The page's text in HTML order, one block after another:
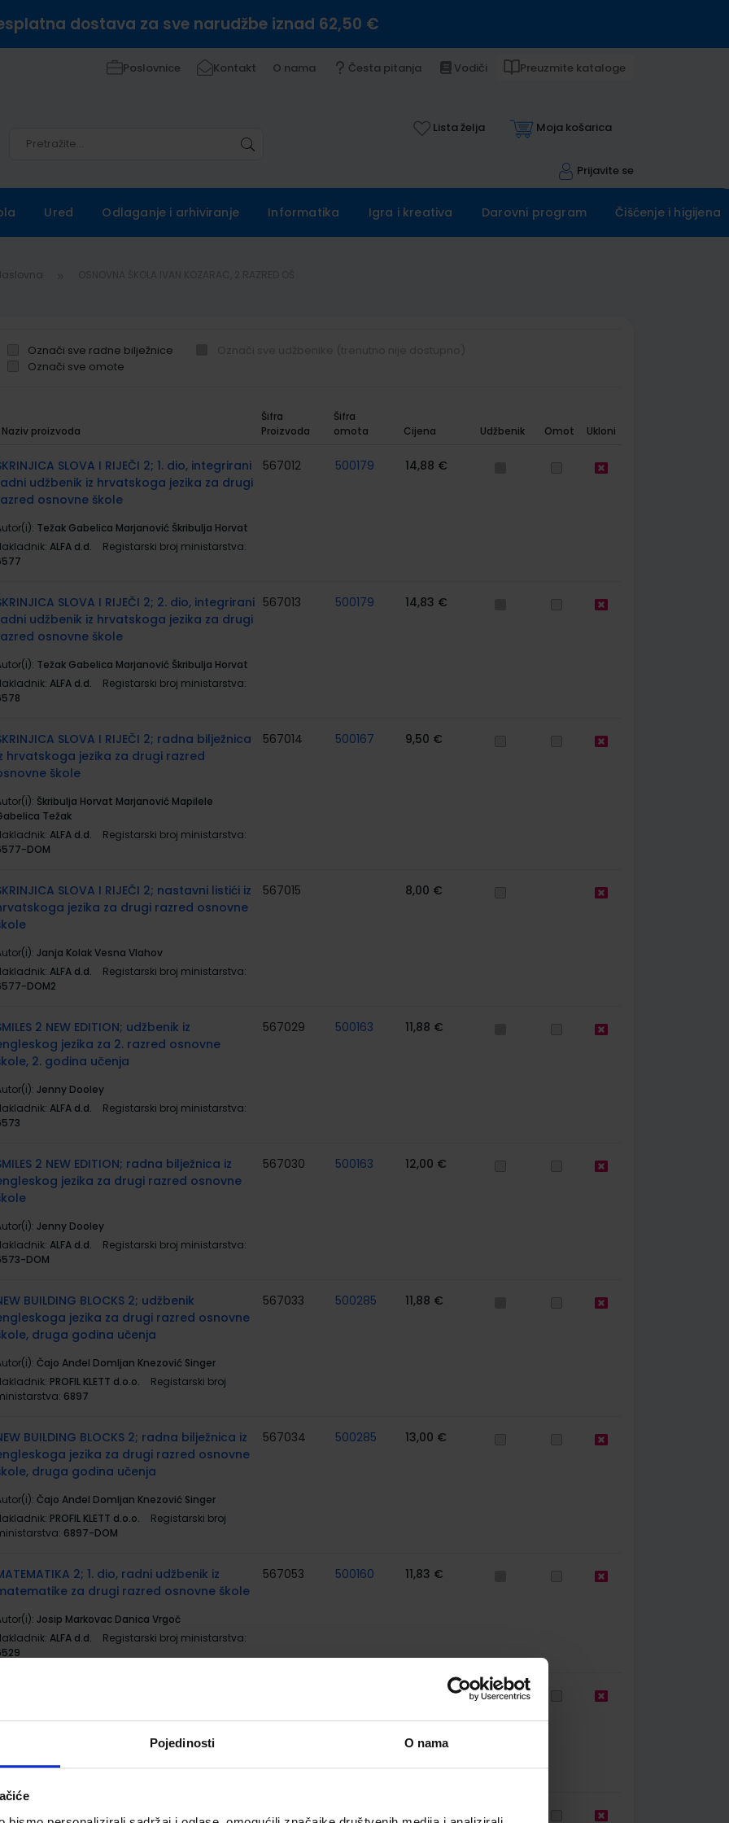
Pojedinosti O nama
dostava za sve narudžbe iznad 62,50 €
Poslovnice Kontakt O nama Česta pitanja Vodiči Preuzmite kataloge
Lista želja Moja košarica
Prijavite se
Ured Odlaganje i arhiviranje Informatika Igra i kreativa Darovni program Čišćenje i higijena
Označi sve radne bilježnice
Označi sve omote
Naziv proizvoda
Šifra
Proizvoda
Šifra
omota
Cijena Udžbenik Omot Ukloni
SLOVA I RIJEČI 2; 1. dio, integrirani
udžbenik iz hrvatskoga jezika za drugi
osnovne škole
Težak Gabelica Marjanović Škribulja Horvat
ALFA d.d.
Registarski broj ministarstva:
567012 500179 14,88 €
SLOVA I RIJEČI 2; 2. dio, integrirani
udžbenik iz hrvatskoga jezika za drugi
osnovne škole
Težak Gabelica Marjanović Škribulja Horvat
ALFA d.d.
Registarski broj ministarstva:
567013 500179 14,83 €
SLOVA I RIJEČI 2; radna bilježnica
hrvatskoga jezika za drugi razred
škole
Škribulja Horvat Marjanović Mapilele
Težak
ALFA d.d.
Registarski broj ministarstva:
DOM
567014 500167 9,50 €
SLOVA I RIJEČI 2; nastavni listići iz
jezika za drugi razred osnovne
Janja Kolak Vesna Vlahov
ALFA d.d.
Registarski broj ministarstva:
DOM2
567015 8,00 €
2 NEW EDITION; udžbenik iz
jezika za 2. razred osnovne
2. godina učenja
Jenny Dooley
ALFA d.d.
Registarski broj ministarstva:
567029 500163 11,88 €
2 NEW EDITION; radna bilježnica iz
jezika za drugi razred osnovne
Jenny Dooley
ALFA d.d.
Registarski broj ministarstva:
DOM
567030 500163 12,00 €
BUILDING BLOCKS 2; udžbenik
jezika za drugi razred osnovne
druga godina učenja
Čajo Anđel Domljan Knezović Singer
PROFIL KLETT d.o.o.
Registarski broj
6897
567033 500285 11,88 €
BUILDING BLOCKS 2; radna bilježnica iz
jezika za drugi razred osnovne
druga godina učenja
Čajo Anđel Domljan Knezović Singer
PROFIL KLETT d.o.o.
Registarski broj
6897-DOM
567034 500285 13,00 €
2; 1. dio, radni udžbenik iz
za drugi razred osnovne škole
Josip Markovac Danica Vrgoč
ALFA d.d.
Registarski broj ministarstva:
567053 500160 11,83 €
Josip Markovac Danica Vrgoč
2; Radna bilježnica iz
569739 500167 9,50 €